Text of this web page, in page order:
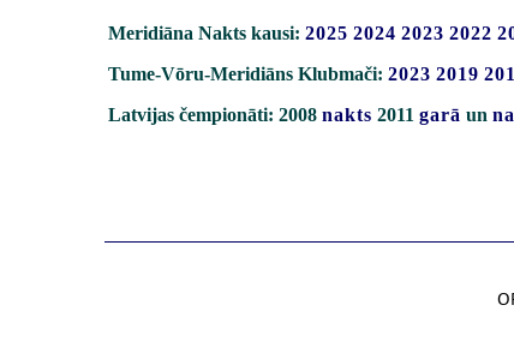
Meridiāna Nakts kausi: 2025 2024 2023 2022
Tume-Vōru-Meridiāns Klubmači: 2023 2019
Latvijas čempionāti: 2008 nakts 2011 garā un